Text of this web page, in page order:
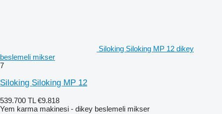
Siloking Siloking MP 12 dikey
beslemeli mikser
7
Siloking Siloking MP 12
539.700 TL €9.818
Yem karma makinesi - dikey beslemeli mikser